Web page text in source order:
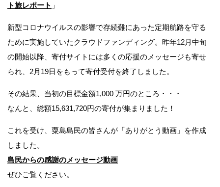
ト旅レポート 」
新型コロナウイルスの影響で存続難にあった定期航路を守る
ために実施していたクラウドファンディング。昨年12月中旬
の開始以降、寄付サイトには多くの応援のメッセージも寄せ
られ、2月19日をもって寄付受付を終了しました。
その結果、当初の目標金額1,000 万円のところ・・・
なんと、総額15,631,720円の寄付が集まりました！
これを受け、粟島島民の皆さんが「ありがとう動画」を作成
しました。
島民からの感謝のメッセージ動画
ぜひご覧ください。